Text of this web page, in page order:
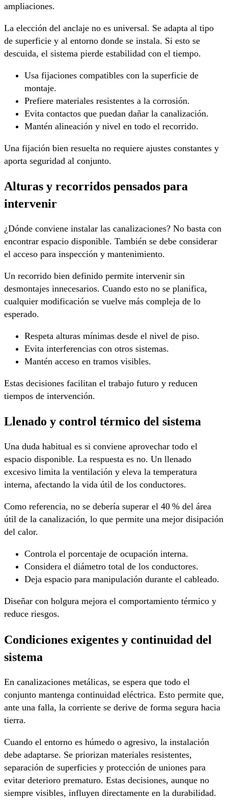
ampliaciones.
La elección del anclaje no es universal. Se adapta al tipo
de superficie y al entorno donde se instala. Si esto se
descuida, el sistema pierde estabilidad con el tiempo.
Usa fijaciones compatibles con la superficie de
montaje.
Prefiere materiales resistentes a la corrosión.
Evita contactos que puedan dañar la canalización.
Mantén alineación y nivel en todo el recorrido.
Una fijación bien resuelta no requiere ajustes constantes y
aporta seguridad al conjunto.
Alturas y recorridos pensados para
intervenir
¿Dónde conviene instalar las canalizaciones? No basta con
encontrar espacio disponible. También se debe considerar
el acceso para inspección y mantenimiento.
Un recorrido bien definido permite intervenir sin
desmontajes innecesarios. Cuando esto no se planifica,
cualquier modificación se vuelve más compleja de lo
esperado.
Respeta alturas mínimas desde el nivel de piso.
Evita interferencias con otros sistemas.
Mantén acceso en tramos visibles.
Estas decisiones facilitan el trabajo futuro y reducen
tiempos de intervención.
Llenado y control térmico del sistema
Una duda habitual es si conviene aprovechar todo el
espacio disponible. La respuesta es no. Un llenado
excesivo limita la ventilación y eleva la temperatura
interna, afectando la vida útil de los conductores.
Como referencia, no se debería superar el 40 % del área
útil de la canalización, lo que permite una mejor disipación
del calor.
Controla el porcentaje de ocupación interna.
Considera el diámetro total de los conductores.
Deja espacio para manipulación durante el cableado.
Diseñar con holgura mejora el comportamiento térmico y
reduce riesgos.
Condiciones exigentes y continuidad del
sistema
En canalizaciones metálicas, se espera que todo el
conjunto mantenga continuidad eléctrica. Esto permite que,
ante una falla, la corriente se derive de forma segura hacia
tierra.
Cuando el entorno es húmedo o agresivo, la instalación
debe adaptarse. Se priorizan materiales resistentes,
separación de superficies y protección de uniones para
evitar deterioro prematuro. Estas decisiones, aunque no
siempre visibles, influyen directamente en la durabilidad.